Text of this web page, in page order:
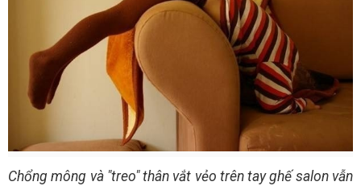
Chổng mông và "treo" thân vắt vẻo trên tay ghế salon vẫn